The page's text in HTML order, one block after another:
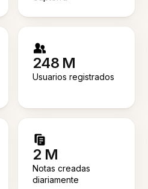
248 M
Usuarios registrados
2 M
Notas creadas
diariamente